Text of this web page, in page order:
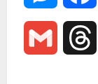
Gmail